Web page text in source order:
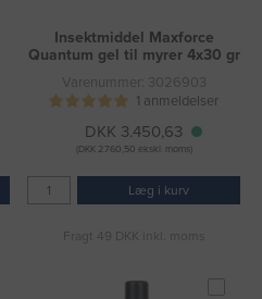
Insektmiddel Maxforce
Quantum gel til myrer 4x30 gr
Varenummer: 3026903
1 anmeldelser
DKK 3.450,63
(DKK 2.760,50 ekskl. moms)
Læg i kurv
Fragt 49 DKK inkl. moms